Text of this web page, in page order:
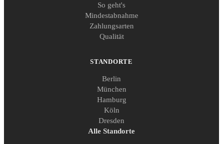
So geht's
Mindestabnahme
Zahlungsarten
Qualität
STANDORTE
Berlin
München
Hamburg
Köln
Dresden
Alle Standorte